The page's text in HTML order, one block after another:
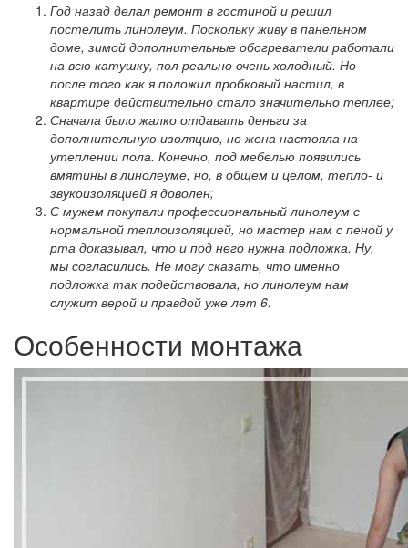
Год назад делал ремонт в гостиной и решил
постелить линолеум. Поскольку живу в панельном
доме, зимой дополнительные обогреватели работали
на всю катушку, пол реально очень холодный. Но
после того как я положил пробковый настил, в
квартире действительно стало значительно теплее;
Сначала было жалко отдавать деньги за
дополнительную изоляцию, но жена настояла на
утеплении пола. Конечно, под мебелью появились
вмятины в линолеуме, но, в общем и целом, тепло- и
звукоизоляцией я доволен;
С мужем покупали профессиональный линолеум с
нормальной теплоизоляцией, но мастер нам с пеной у
рта доказывал, что и под него нужна подложка. Ну,
мы согласились. Не могу сказать, что именно
подложка так подействовала, но линолеум нам
служит верой и правдой уже лет 6.
Особенности монтажа